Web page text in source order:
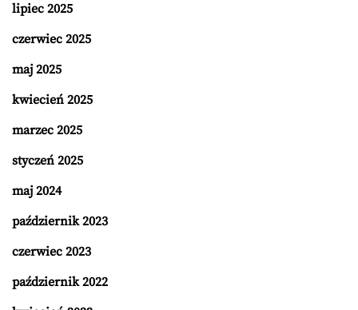
lipiec 2025
czerwiec 2025
maj 2025
kwiecień 2025
marzec 2025
styczeń 2025
maj 2024
październik 2023
czerwiec 2023
październik 2022